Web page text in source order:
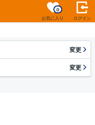
お気に入り
0
ログイン
変更
変更